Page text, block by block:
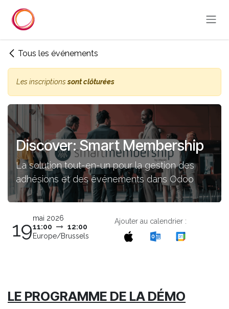
Tous les événements
Les inscriptionssont clôturées
Discover: Smart Membership
La solution tout-en-un pour la gestion des
adhésions et des événements dans Odoo
19mai 2026
11:00
12:00
Europe/Brussels
Ajouter au calendrier :
LE PROGRAMME DE LA DÉMO